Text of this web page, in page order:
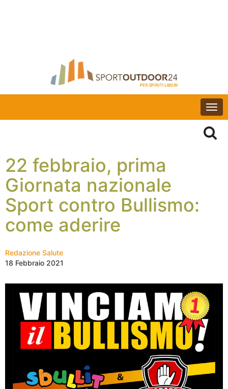
22 febbraio, prima
Giornata nazionale
Sport contro Bullismo:
come aderire
Redazione Salute
18 Febbraio 2021